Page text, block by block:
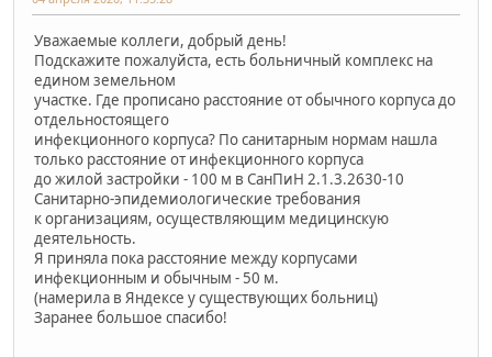
Уважаемые коллеги, добрый день!
Подскажите пожалуйста, есть больничный комплекс на
едином земельном
участке. Где прописано расстояние от обычного корпуса до
отдельностоящего
инфекционного корпуса? По санитарным нормам нашла
только расстояние от инфекционного корпуса
до жилой застройки - 100 м в СанПиН 2.1.3.2630-10
Санитарно-эпидемиологические требования
к организациям, осуществляющим медицинскую
деятельность.
Я приняла пока расстояние между корпусами
инфекционным и обычным - 50 м.
(намерила в Яндексе у существующих больниц)
Заранее большое спасибо!